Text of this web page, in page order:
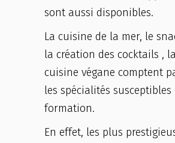
sont aussi disponibles.
La cuisine de la mer, le
la création des cocktails , la
cuisine végane comptent
les spécialités susceptibles
formation.
En effet, les plus